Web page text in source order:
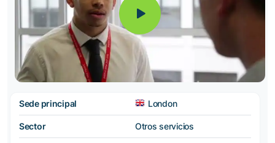
Sede principal London
Sector Otros servicios